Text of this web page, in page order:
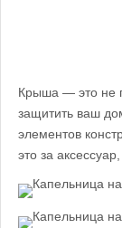
Крыша — это не
защитить ваш
элементов
это за